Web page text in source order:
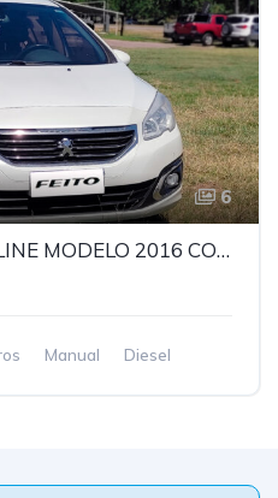
6
PEUGEOT 408 HDI FELINE MODELO 2016 CON MOTOR 1.6
Manual Diesel